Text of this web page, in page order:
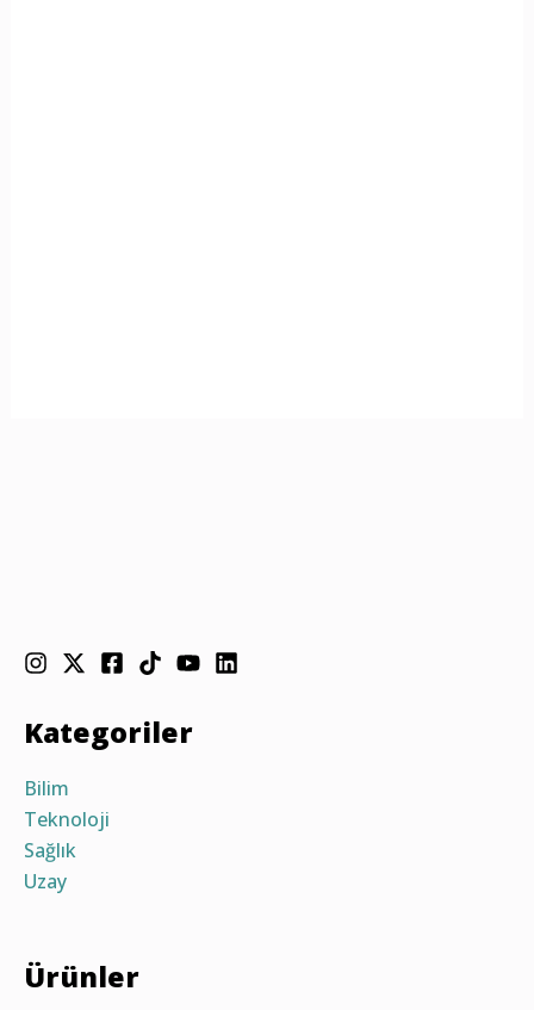
Kategoriler
Bilim
Teknoloji
Sağlık
Uzay
Ürünler